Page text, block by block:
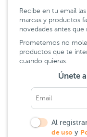
Recibe en tu email
marcas y productos
novedades antes que
Prometemos no
productos que te
cuando quieras.
Únete
Al
de uso y